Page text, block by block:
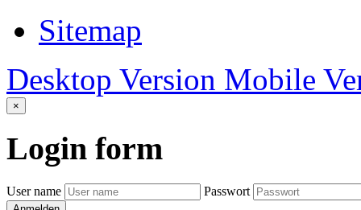
Sitemap
Desktop Version Mobile
×
Login form
User name Passwort